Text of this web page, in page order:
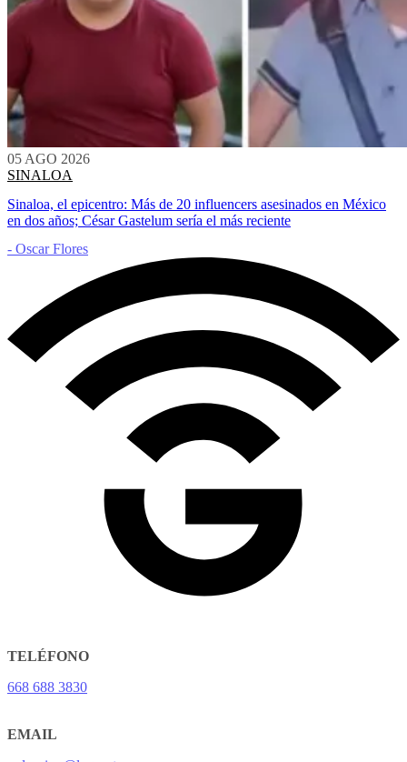
05 AGO 2026
SINALOA
Sinaloa, el epicentro: Más de 20 influencers asesinados en México
en dos años; César Gastelum sería el más reciente
- Oscar Flores
TELÉFONO
668 688 3830
EMAIL